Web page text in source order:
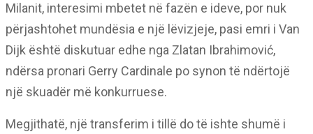
Milanit, interesimi mbetet në fazën e ideve, por nuk
përjashtohet mundësia e një lëvizjeje, pasi emri i Van
Dijk është diskutuar edhe nga Zlatan Ibrahimović,
ndërsa pronari Gerry Cardinale po synon të ndërtojë
një skuadër më konkurruese.
Megjithatë, një transferim i tillë do të ishte shumë i